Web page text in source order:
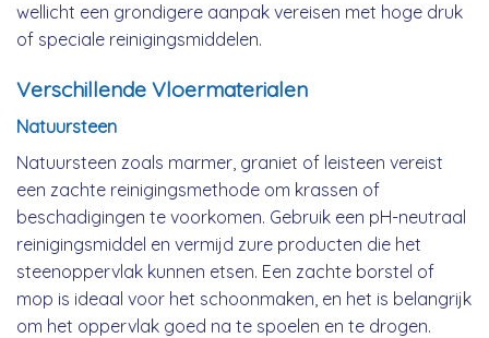
wellicht een grondigere aanpak vereisen met hoge druk
of speciale reinigingsmiddelen.
Verschillende Vloermaterialen
Natuursteen
Natuursteen zoals marmer, graniet of leisteen vereist
een zachte reinigingsmethode om krassen of
beschadigingen te voorkomen. Gebruik een pH-neutraal
reinigingsmiddel en vermijd zure producten die het
steenoppervlak kunnen etsen. Een zachte borstel of
mop is ideaal voor het schoonmaken, en het is belangrijk
om het oppervlak goed na te spoelen en te drogen.